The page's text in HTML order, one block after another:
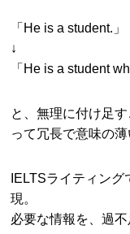
「He is a student.」
↓
「He is a student
と、無理に付け足
って冗長で意味の
IELTSライティング
現。
必要な情報を、過